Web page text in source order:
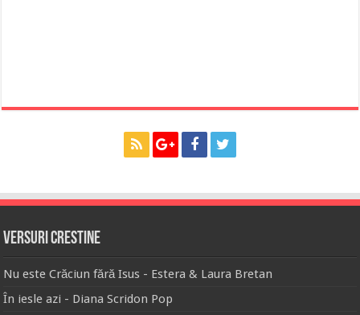
Versuri Crestine
Nu este Crăciun fără Isus - Estera & Laura Bretan
În iesle azi - Diana Scridon Pop